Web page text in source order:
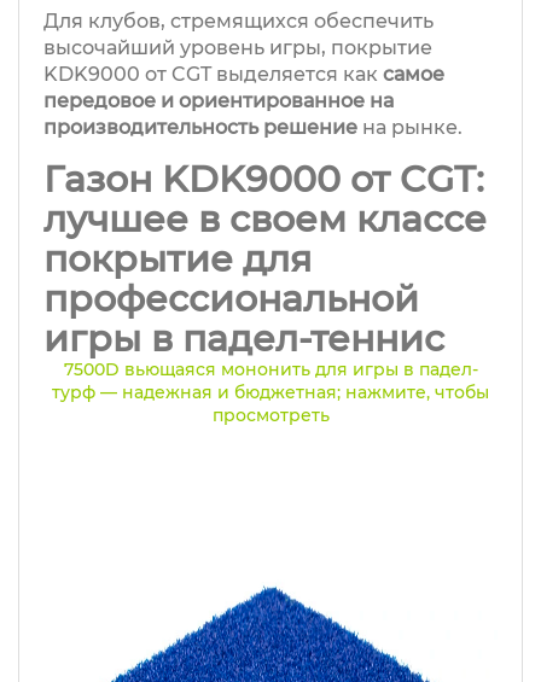
7500D вьющаяся мононить для игры в падел-
турф — надежная и бюджетная; нажмите, чтобы
просмотреть
Газон KDK9000 от CGT:
лучшее в своем классе
покрытие для
профессиональной
игры в падел-теннис
Для клубов, стремящихся обеспечить
высочайший уровень игры, покрытие
KDK9000 от CGT выделяется как самое
передовое и ориентированное на
производительность решение на рынке.